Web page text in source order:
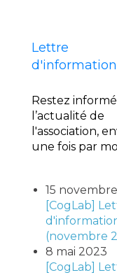
Lettre
d'information
Restez
l’actualité de
l'association,
une fois par
15
[CogLab]
(novembre
8 mai 2023
[CogLab]